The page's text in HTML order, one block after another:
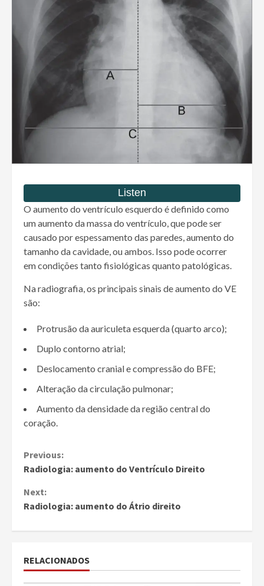
O aumento do ventrículo esquerdo é definido como
um aumento da massa do ventrículo, que pode ser
causado por espessamento das paredes, aumento do
tamanho da cavidade, ou ambos. Isso pode ocorrer
em condições tanto fisiológicas quanto patológicas.
Na radiografia, os principais sinais de aumento do VE
são:
Protrusão da auriculeta esquerda (quarto arco);
Duplo contorno atrial;
Deslocamento cranial e compressão do BFE;
Alteração da circulação pulmonar;
Aumento da densidade da região central do
coração.
Continue
Reading
Previous:
Radiologia: aumento do Ventrículo Direito
Next:
Radiologia: aumento do Átrio direito
RELACIONADOS